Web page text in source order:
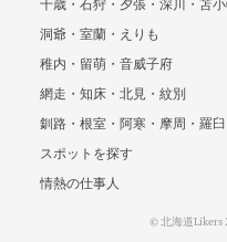
洞爺・室蘭・えりも
稚内・留萌・音威子府
網走・知床・北見・紋別
釧路・根室・阿寒・摩周・羅臼
スポットを探す
情熱の仕事人
© 北海道Likers